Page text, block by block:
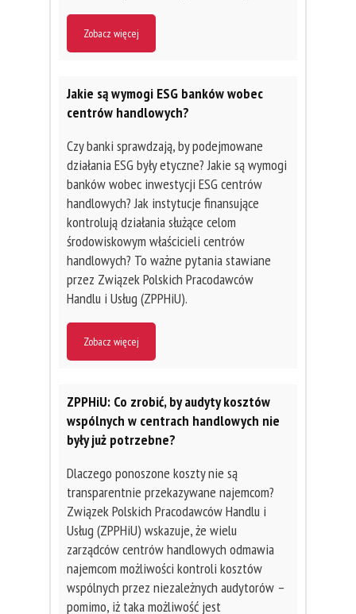
Zobacz więcej
Jakie są wymogi ESG banków wobec
centrów handlowych?
Czy banki sprawdzają, by podejmowane
działania ESG były etyczne? Jakie są wymogi
banków wobec inwestycji ESG centrów
handlowych? Jak instytucje finansujące
kontrolują działania służące celom
środowiskowym właścicieli centrów
handlowych? To ważne pytania stawiane
przez Związek Polskich Pracodawców
Handlu i Usług (ZPPHiU).
Zobacz więcej
ZPPHiU: Co zrobić, by audyty kosztów
wspólnych w centrach handlowych nie
były już potrzebne?
Dlaczego ponoszone koszty nie są
transparentnie przekazywane najemcom?
Związek Polskich Pracodawców Handlu i
Usług (ZPPHiU) wskazuje, że wielu
zarządców centrów handlowych odmawia
najemcom możliwości kontroli kosztów
wspólnych przez niezależnych audytorów –
pomimo, iż taka możliwość jest